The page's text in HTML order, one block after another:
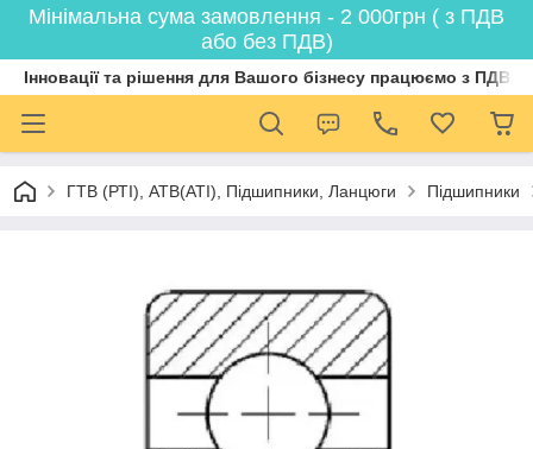
Мінімальна сума замовлення - 2 000грн ( з ПДВ
або без ПДВ)
Інновації та рішення для Вашого бізнесу працюємо з ПДВ
ГТВ (РТI), АТВ(АТI), Пiдшипники, Ланцюги Підшипники